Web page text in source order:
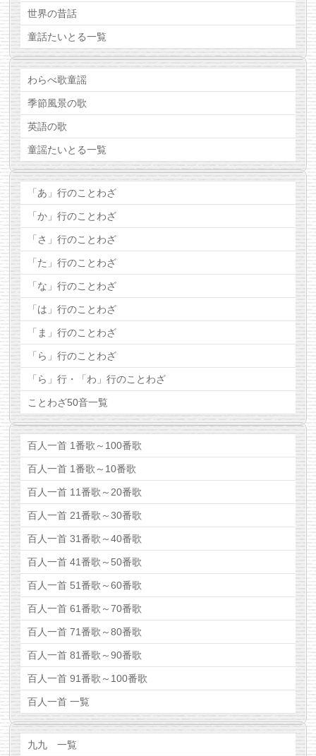
世界の昔話
童話たいとる一覧
わらべ歌童謡
季節風景の歌
英語の歌
童謡たいとる一覧
「あ」行のことわざ
「か」行のことわざ
「さ」行のことわざ
「た」行のことわざ
「な」行のことわざ
「は」行のことわざ
「ま」行のことわざ
「ら」行のことわざ
「ら」行・「わ」行のことわざ
ことわざ50音一覧
百人一首 1番歌～100番歌
百人一首 1番歌～10番歌
百人一首 11番歌～20番歌
百人一首 21番歌～30番歌
百人一首 31番歌～40番歌
百人一首 41番歌～50番歌
百人一首 51番歌～60番歌
百人一首 61番歌～70番歌
百人一首 71番歌～80番歌
百人一首 81番歌～90番歌
百人一首 91番歌～100番歌
百人一首 一覧
九九 一覧